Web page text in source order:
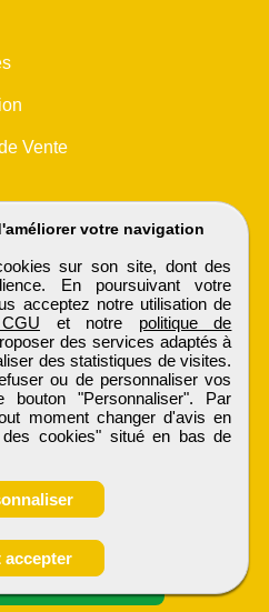
ses
votre navigation
sur son site, dont des
En poursuivant votre
acceptez notre utilisation de
et notre politique de
des services adaptés à
des statistiques de visites.
ou de personnaliser vos
"Personnaliser". Par
moment changer d'avis en
cookies" situé en bas de
accepter
Vente
© 1999 - 2026